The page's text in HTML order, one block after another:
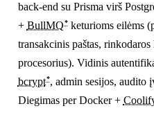
back-end su Prisma virš
+ BullMQ*keturioms eilėms
transakcinis paštas,
procesorius). Vidinis
bcrypt*, admin sesijos, audito
Diegimas per Docker +